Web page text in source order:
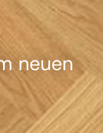
neuen